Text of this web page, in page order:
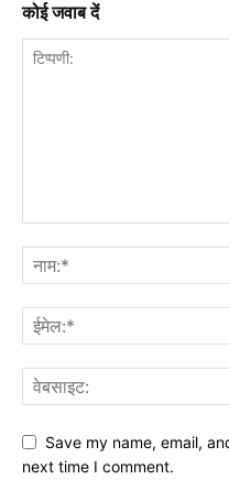
कोई जवाब दें
Save my name, email,
next time I comment.